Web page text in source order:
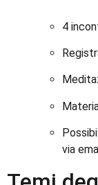
4
via